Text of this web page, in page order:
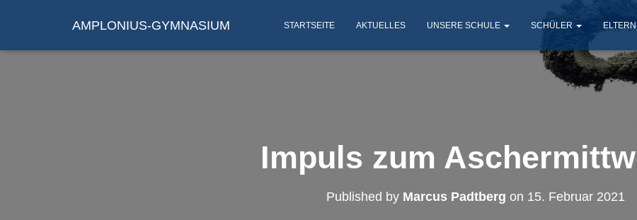
AMPLONIUS-GYMNASIUM STARTSEITE AKTUELLES UNSERE SCHULE SCHÜLER
Impuls zum
Published by Marcus Padtberg on 15. Februar 2021